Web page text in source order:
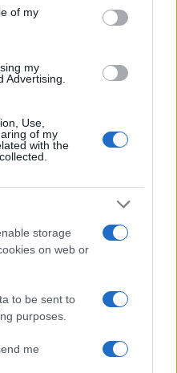
of my
my
Advertising.
Use,
of my
with the
storage
on web or
to be sent to
purposes.
me
Angeli: migliaia di